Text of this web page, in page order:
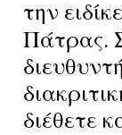
την
Πάτρας.
διέθετε